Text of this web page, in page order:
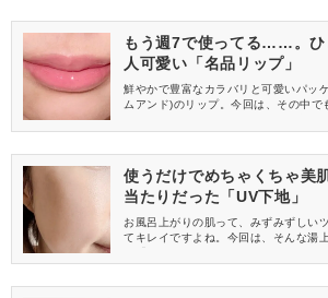
もう週7で使ってる……。ひ
人可愛い「名品リップ」
鮮やかで豊富なカラバリと可愛いパッ
ムアンド)のリップ。今回は、その中で
リップグロスの魅力をレビューします
使うだけでめちゃくちゃ
当たりだった「UV下地」
お風呂上がりの肌って、みずみずしい
てキレイですよね。今回は、そんな湯
ます。SNSでも話題になっている下地